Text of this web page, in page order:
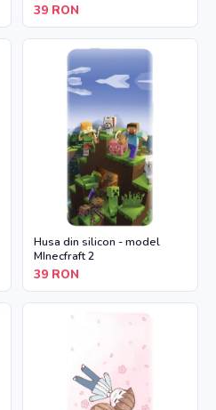
39 RON
Husa din silicon - model
MInecfraft 2
39 RON